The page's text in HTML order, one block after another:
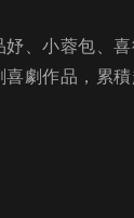
、小蓉包、
劇作品，累